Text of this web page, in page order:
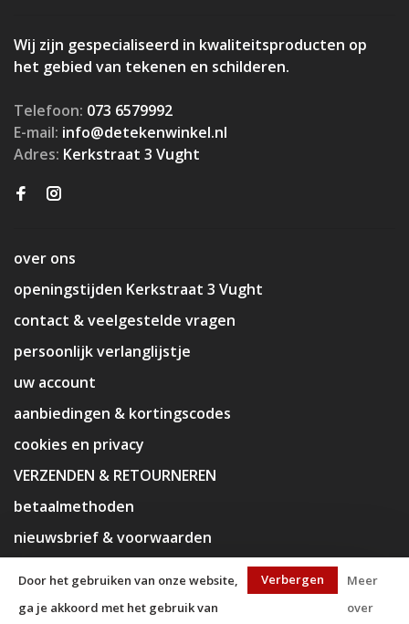
Wij zijn gespecialiseerd in kwaliteitsproducten op
het gebied van tekenen en schilderen.
Telefoon: 073 6579992
E-mail: info@detekenwinkel.nl
Adres: Kerkstraat 3 Vught
over ons
openingstijden Kerkstraat 3 Vught
contact & veelgestelde vragen
persoonlijk verlanglijstje
uw account
aanbiedingen & kortingscodes
cookies en privacy
VERZENDEN & RETOURNEREN
betaalmethoden
nieuwsbrief & voorwaarden
Door het gebruiken van onze website,
ga je akkoord met het gebruik van
Verbergen
Meer
over